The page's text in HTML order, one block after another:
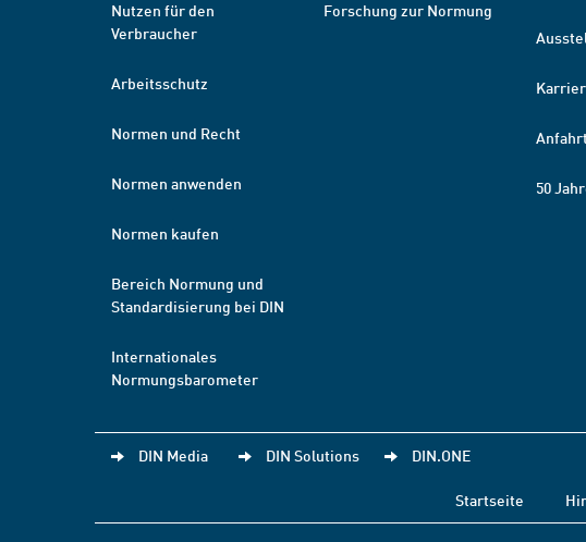
Nutzen für den
Verbraucher
Arbeitsschutz
Normen und Recht
Normen anwenden
Normen kaufen
Bereich Normung und
Standardisierung bei DIN
Internationales
Normungsbarometer
Forschung zur Normung
50
DIN Media DIN Solutions DIN.ONE
Startseite